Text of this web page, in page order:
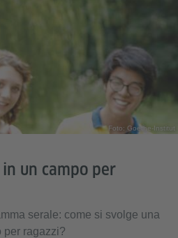
Foto: Goethe-Institut
un campo per
serale: come si svolge una
per ragazzi?